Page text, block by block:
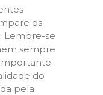
os
Lembre-se
sempre
do
pela